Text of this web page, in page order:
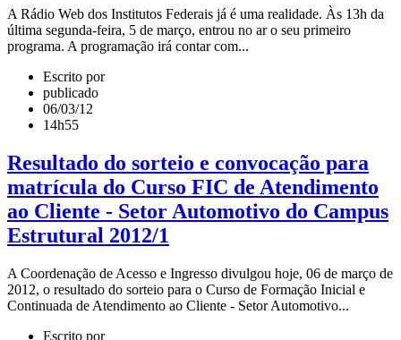
A Rádio Web dos Institutos Federais já é uma realidade. Às 13h da
última segunda-feira, 5 de março, entrou no ar o seu primeiro
programa. A programação irá contar com...
Escrito por
publicado
06/03/12
14h55
Resultado do sorteio e convocação para
matrícula do Curso FIC de Atendimento
ao Cliente - Setor Automotivo do Campus
Estrutural 2012/1
A Coordenação de Acesso e Ingresso divulgou hoje, 06 de março de
2012, o resultado do sorteio para o Curso de Formação Inicial e
Continuada de Atendimento ao Cliente - Setor Automotivo...
Escrito por